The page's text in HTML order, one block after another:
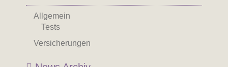
Allgemein
Tests
Versicherungen